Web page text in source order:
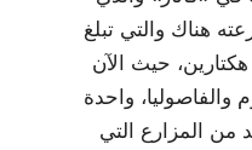
هناك والتي تبلغ
حيث الآن
والفاصوليا، واحدة
من المزارع التي